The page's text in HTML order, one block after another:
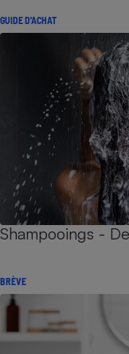
GUIDE D'ACHAT
Shampooings -
BRÈVE